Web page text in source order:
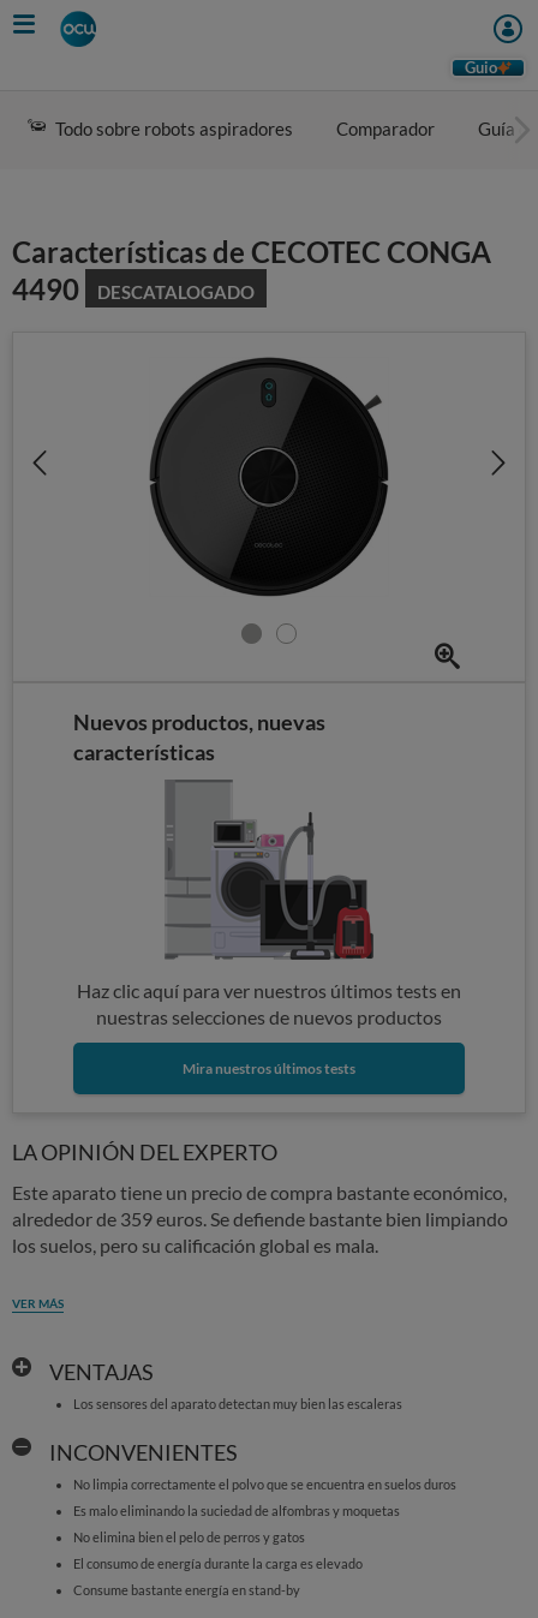
Skip
to
Guio
Todo sobre robots aspiradores Comparador Guía
Características de CECOTEC CONGA
4490
DESCATALOGADO
Nuevos productos, nuevas
características
Haz clic aquí para ver nuestros últimos tests en
nuestras selecciones de nuevos productos
Mira nuestros últimos tests
LA OPINIÓN DEL EXPERTO
Este aparato tiene un precio de compra bastante económico,
alrededor de 359 euros. Se defiende bastante bien limpiando
los suelos, pero su calificación global es mala.
VER MÁS
VENTAJAS
Los sensores del aparato detectan muy bien las escaleras
INCONVENIENTES
No limpia correctamente el polvo que se encuentra en suelos duros
Es malo eliminando la suciedad de alfombras y moquetas
No elimina bien el pelo de perros y gatos
El consumo de energía durante la carga es elevado
Consume bastante energía en stand-by